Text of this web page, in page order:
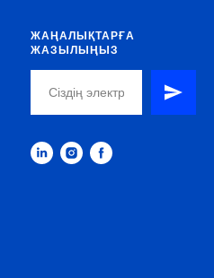
ЖАҢАЛЫҚТАРҒА
ЖАЗЫЛЫҢЫЗ